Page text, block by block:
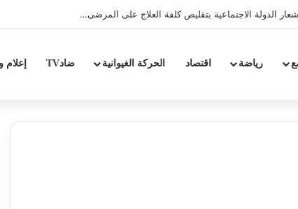
الدولة الاجتماعية بتقليص كلفة العلاج على المرضى…
رياضة اقتصاد الحركة الغيوانية ضادTV إعلام